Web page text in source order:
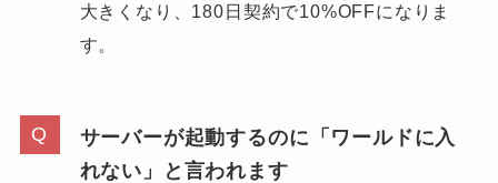
大きくなり、180日契約で10%OFFになりま
す。
サーバーが起動するのに「ワールドに入
れない」と言われます